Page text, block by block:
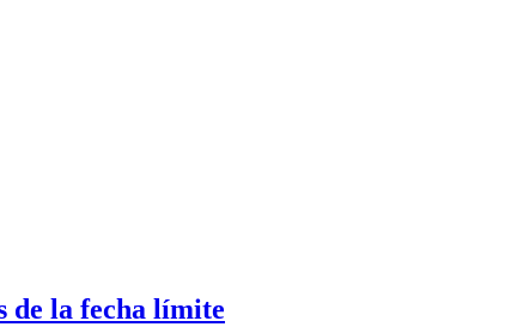
de la fecha límite